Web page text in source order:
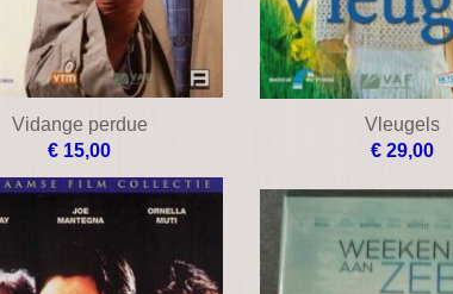
Vidange perdue
€ 15,00
Vleugels
€ 29,00